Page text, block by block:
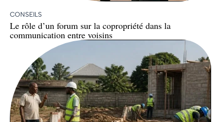
CONSEILS
Le rôle d’un forum sur la copropriété dans la
communication entre voisins